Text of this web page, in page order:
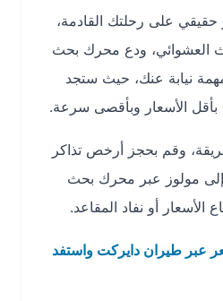
على رحلتك القادمة،
ودع محرك بحث
عنك، حيث ستجد
وبأقصى سرعة.
وقم بحجز أرخص تذاكر
عبر محرك بحث
أو نفاد المقاعد.
دايركت واستفد